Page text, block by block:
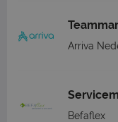
Arriva
Befaflex